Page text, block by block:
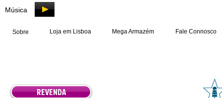
Música
Sobre Loja em Lisboa Mega Armazém Fale Connosco
REVENDA